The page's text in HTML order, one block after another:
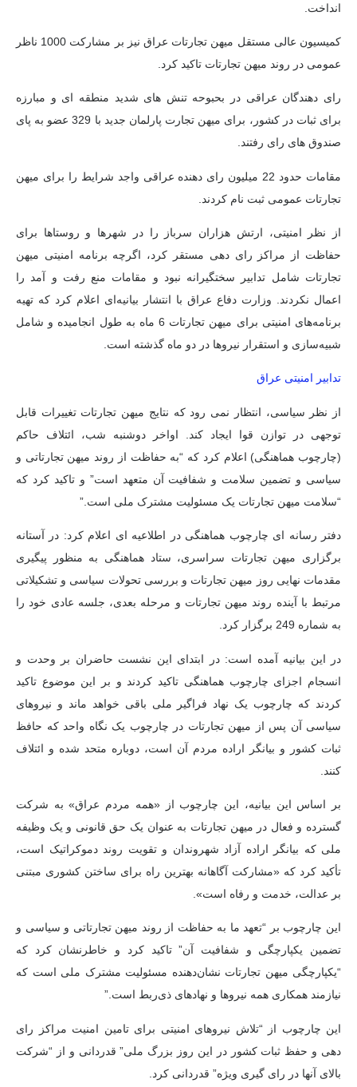
انداخت.
کمیسیون عالی مستقل میهن تجارتات عراق نیز بر مشارکت 1000 ناظر
عمومی در روند میهن تجارتات تاکید کرد.
رای دهندگان عراقی در بحبوحه تنش های شدید منطقه ای و مبارزه
برای ثبات در کشور، برای میهن تجارت پارلمان جدید با 329 عضو به پای
صندوق های رای رفتند.
مقامات حدود 22 میلیون رای دهنده عراقی واجد شرایط را برای میهن
تجارتات عمومی ثبت نام کردند.
از نظر امنیتی، ارتش هزاران سرباز را در شهرها و روستاها برای
حفاظت از مراکز رای دهی مستقر کرد، اگرچه برنامه امنیتی میهن
تجارتات شامل تدابیر سختگیرانه نبود و مقامات منع رفت و آمد را
اعمال نکردند. وزارت دفاع عراق با انتشار بیانیه‌ای اعلام کرد که تهیه
برنامه‌های امنیتی برای میهن تجارتات 6 ماه به طول انجامیده و شامل
شبیه‌سازی و استقرار نیروها در دو ماه گذشته است.
تدابیر امنیتی عراق
از نظر سیاسی، انتظار نمی رود که نتایج میهن تجارتات تغییرات قابل
توجهی در توازن قوا ایجاد کند. اواخر دوشنبه شب، ائتلاف حاکم
(چارچوب هماهنگی) اعلام کرد که “به حفاظت از روند میهن تجارتاتی و
سیاسی و تضمین سلامت و شفافیت آن متعهد است” و تاکید کرد که
“سلامت میهن تجارتات یک مسئولیت مشترک ملی است.”
دفتر رسانه ای چارچوب هماهنگی در اطلاعیه ای اعلام کرد: در آستانه
برگزاری میهن تجارتات سراسری، ستاد هماهنگی به منظور پیگیری
مقدمات نهایی روز میهن تجارتات و بررسی تحولات سیاسی و تشکیلاتی
مرتبط با آینده روند میهن تجارتات و مرحله بعدی، جلسه عادی خود را
به شماره 249 برگزار کرد.
در این بیانیه آمده است: در ابتدای این نشست حاضران بر وحدت و
انسجام اجزای چارچوب هماهنگی تاکید کردند و بر این موضوع تاکید
کردند که چارچوب یک نهاد فراگیر ملی باقی خواهد ماند و نیروهای
سیاسی آن پس از میهن تجارتات در چارچوب یک نگاه واحد که حافظ
ثبات کشور و بیانگر اراده مردم آن است، دوباره متحد شده و ائتلاف
کنند.
بر اساس این بیانیه، این چارچوب از «همه مردم عراق» به شرکت
گسترده و فعال در میهن تجارتات به عنوان یک حق قانونی و یک وظیفه
ملی که بیانگر اراده آزاد شهروندان و تقویت روند دموکراتیک است،
تأکید کرد که «مشارکت آگاهانه بهترین راه برای ساختن کشوری مبتنی
بر عدالت، خدمت و رفاه است».
این چارچوب بر “تعهد ما به حفاظت از روند میهن تجارتاتی و سیاسی و
تضمین یکپارچگی و شفافیت آن” تاکید کرد و خاطرنشان کرد که
“یکپارچگی میهن تجارتات نشان‌دهنده مسئولیت مشترک ملی است که
نیازمند همکاری همه نیروها و نهادهای ذی‌ربط است.”
این چارچوب از “تلاش نیروهای امنیتی برای تامین امنیت مراکز رای
دهی و حفظ ثبات کشور در این روز بزرگ ملی” قدردانی و از “شرکت
بالای آنها در رای گیری ویژه” قدردانی کرد.